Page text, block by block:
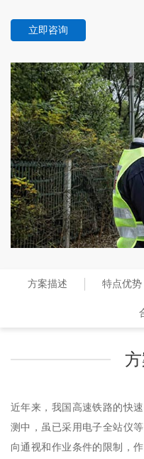
立即咨询
方案描述 特点优势
近年来，我国高速铁路的快
测中，虽已采用电子全站仪
向通视和作业条件的限制，